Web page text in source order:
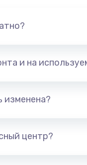
и на
центр?